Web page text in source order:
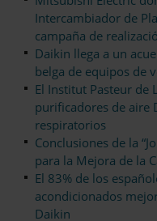
Intercambiador de
campaña de
Daikin llega a un
belga de equipos de
El Institut Pasteur de
purificadores de aire
respiratorios
Conclusiones de la
para la Mejora de la
El 83% de los
acondicionados
Daikin